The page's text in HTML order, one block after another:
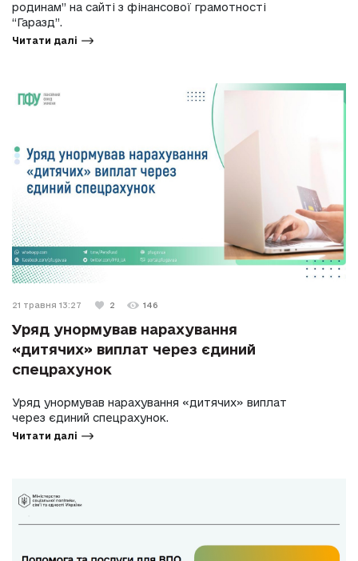
родинам” на сайті з фінансової грамотності
“Гаразд”.
Читати далі
21 травня 13:27 2 146
Уряд унормував нарахування
«дитячих» виплат через єдиний
спецрахунок
Уряд унормував нарахування «дитячих» виплат
через єдиний спецрахунок.
Читати далі